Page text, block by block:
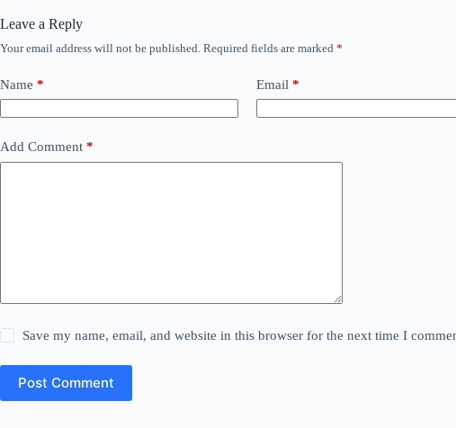
Leave a Reply
Your email address will not be published. Required fields are marked *
Name * Email *
Add Comment *
Save my name, email, and website in this browser for the next time I
Post Comment